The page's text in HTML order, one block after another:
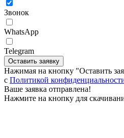
Звонок
WhatsApp
Telegram
Оставить заявку
Нажимая на кнопку "Оставить
c Политикой
Ваше заявка отправлена!
Нажмите на кнопку для